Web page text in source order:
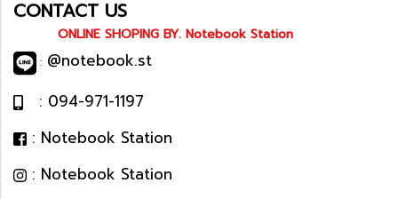
CONTACT US
ONLINE SHOPING BY. Notebook Station
: @notebook.st
: 094-971-1197
: Notebook Station
: Notebook Station